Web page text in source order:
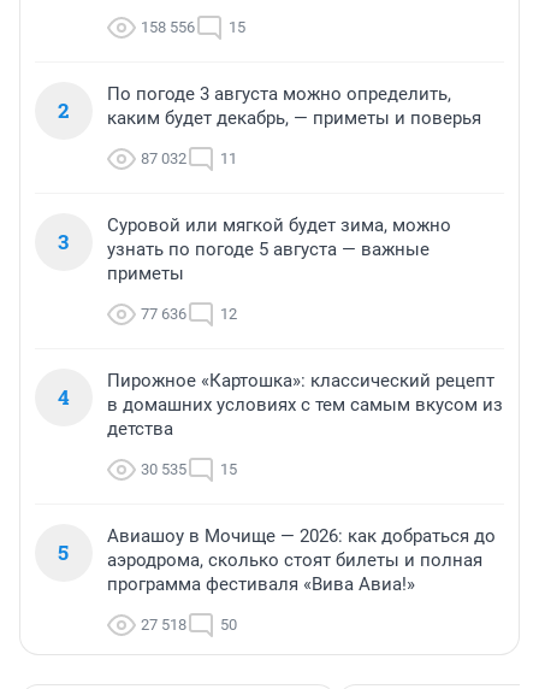
158 556 15
2
По погоде 3 августа можно определить,
каким будет декабрь, — приметы и поверья
87 032 11
3
Суровой или мягкой будет зима, можно
узнать по погоде 5 августа — важные
приметы
77 636 12
4
Пирожное «Картошка»: классический рецепт
в домашних условиях с тем самым вкусом из
детства
30 535 15
5
Авиашоу в Мочище — 2026: как добраться до
аэродрома, сколько стоят билеты и полная
программа фестиваля «Вива Авиа!»
27 518 50